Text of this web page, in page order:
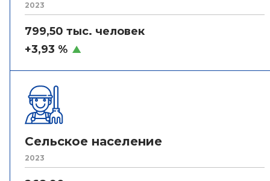
2023
799,50 тыс. человек
+3,93 %
Сельское население
2023